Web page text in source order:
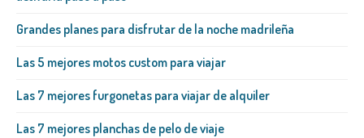
Grandes planes para disfrutar de la noche madrileña
Las 5 mejores motos custom para viajar
Las 7 mejores furgonetas para viajar de alquiler
Las 7 mejores planchas de pelo de viaje